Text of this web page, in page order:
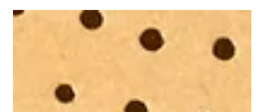
によって扱いが変わりますので以下にご説明いたします。 家具
デザインした家具は基本的には当方が制作したものについては
「応用美術」ではなく一点もののような「純粋美術」としての
扱いとなります。 外注で制作したものや大量に制作するもので
ても改変した場合、それらの対象ではなくなりますので注意が
必要です。 テーブルウェア 基本的には「商品扱い」となりま